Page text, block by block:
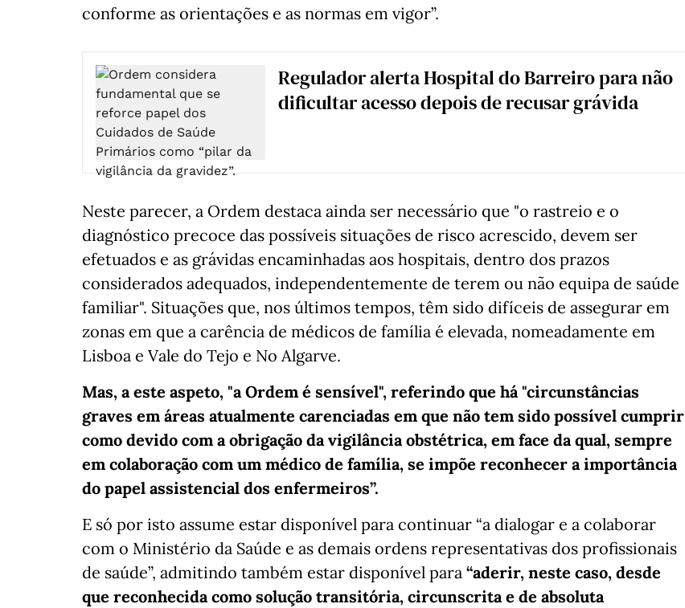
conforme as orientações e as normas em vigor”.
Regulador alerta Hospital do Barreiro para não
dificultar acesso depois de recusar grávida
Neste parecer, a Ordem destaca ainda ser necessário que "o rastreio e o
diagnóstico precoce das possíveis situações de risco acrescido, devem ser
efetuados e as grávidas encaminhadas aos hospitais, dentro dos prazos
considerados adequados, independentemente de terem ou não equipa de saúde
familiar". Situações que, nos últimos tempos, têm sido difíceis de assegurar em
zonas em que a carência de médicos de família é elevada, nomeadamente em
Lisboa e Vale do Tejo e No Algarve.
Mas, a este aspeto, "a Ordem é sensível", referindo que há "circunstâncias
graves em áreas atualmente carenciadas em que não tem sido possível cumprir
como devido com a obrigação da vigilância obstétrica, em face da qual, sempre
em colaboração com um médico de família, se impõe reconhecer a importância
do papel assistencial dos enfermeiros”.
E só por isto assume estar disponível para continuar “a dialogar e a colaborar
com o Ministério da Saúde e as demais ordens representativas dos profissionais
de saúde”, admitindo também estar disponível para “aderir, neste caso, desde
que reconhecida como solução transitória, circunscrita e de absoluta